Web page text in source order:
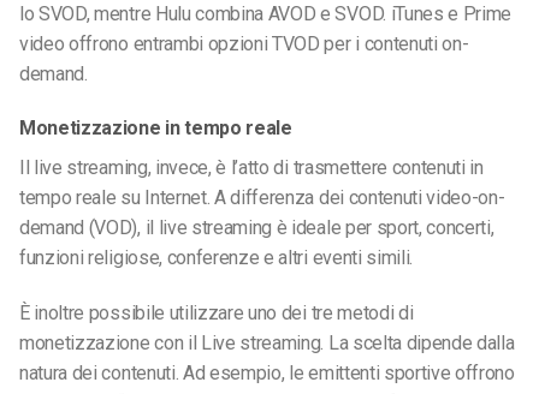
lo SVOD, mentre Hulu combina AVOD e SVOD. iTunes e Prime
video offrono entrambi opzioni TVOD per i contenuti on-
demand.
Monetizzazione in tempo reale
Il live streaming, invece, è l’atto di trasmettere contenuti in
tempo reale su Internet. A differenza dei contenuti video-on-
demand (VOD), il live streaming è ideale per sport, concerti,
funzioni religiose, conferenze e altri eventi simili.
È inoltre possibile utilizzare uno dei tre metodi di
monetizzazione con il Live streaming. La scelta dipende dalla
natura dei contenuti. Ad esempio, le emittenti sportive offrono